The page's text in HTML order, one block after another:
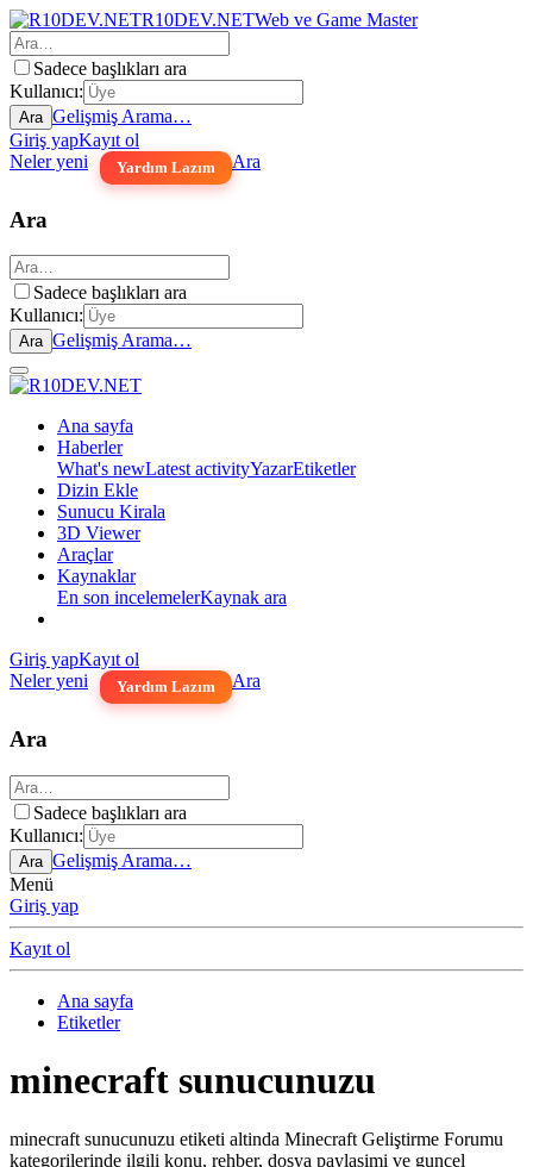
R10DEV.NETWeb ve Game Master
Sadece başlıkları ara
Kullanıcı:
Ara Gelişmiş Arama…
Giriş yapKayıt ol
Neler yeni
Yardım Lazım Ara
Ara
Sadece başlıkları ara
Kullanıcı:
Ara Gelişmiş Arama…
Ana sayfa
Haberler
What's newLatest activityYazarEtiketler
Dizin Ekle
Sunucu Kirala
3D Viewer
Araçlar
Kaynaklar
En son incelemelerKaynak ara
Giriş yapKayıt ol
Neler yeni
Yardım Lazım Ara
Ara
Sadece başlıkları ara
Kullanıcı:
Ara Gelişmiş Arama…
Menü
Giriş yap
Kayıt ol
Ana sayfa
Etiketler
minecraft sunucunuzu
minecraft sunucunuzu etiketi altinda Minecraft Geliştirme Forumu
kategorilerinde ilgili konu, rehber, dosya paylasimi ve guncel